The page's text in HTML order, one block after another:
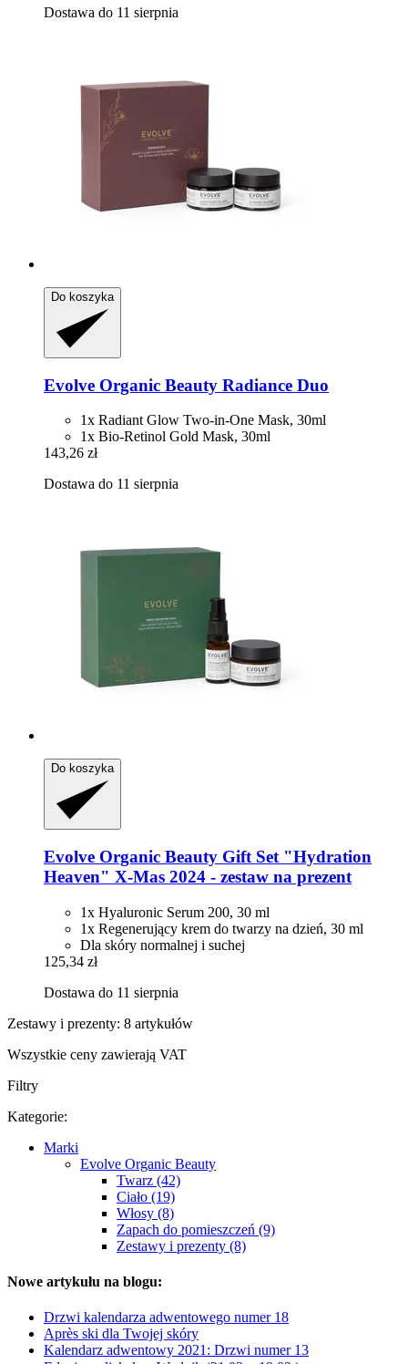
Dostawa do 11 sierpnia
Do koszyka
Evolve Organic Beauty Radiance Duo
1x Radiant Glow Two-in-One Mask, 30ml
1x Bio-Retinol Gold Mask, 30ml
143,26 zł
Dostawa do 11 sierpnia
Do koszyka
Evolve Organic Beauty Gift Set "Hydration
Heaven" X-​Mas 2024 -​ zestaw na prezent
1x Hyaluronic Serum 200, 30 ml
1x Regenerujący krem do twarzy na dzień, 30 ml
Dla skóry normalnej i suchej
125,34 zł
Dostawa do 11 sierpnia
Zestawy i prezenty: 8 artykułów
Wszystkie ceny zawierają VAT
Filtry
Kategorie:
Marki
Evolve Organic Beauty
Twarz (42)
Ciało (19)
Włosy (8)
Zapach do pomieszczeń (9)
Zestawy i prezenty (8)
Nowe artykułu na blogu:
Drzwi kalendarza adwentowego numer 18
Après ski dla Twojej skóry
Kalendarz adwentowy 2021: Drzwi numer 13